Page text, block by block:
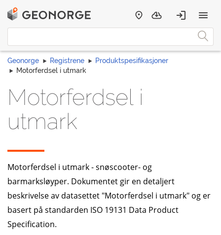
Geonorge Registrene
Produktspesifikasjoner
Motorferdsel i utmark
Motorferdsel i
utmark
Motorferdsel i utmark - snøscooter- og
barmarksløyper. Dokumentet gir en detaljert
beskrivelse av datasettet "Motorferdsel i utmark" og er
basert på standarden ISO 19131 Data Product
Specification.